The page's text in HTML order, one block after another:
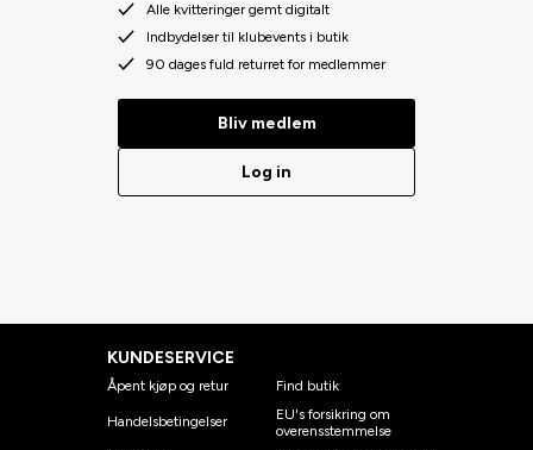
Alle kvitteringer gemt digitalt
Indbydelser til klubevents i butik
90 dages fuld returret for medlemmer
Bliv medlem
Log in
KUNDESERVICE
Åpent kjøp og retur
Handelsbetingelser
Find butik
EU's forsikring om
overensstemmelse